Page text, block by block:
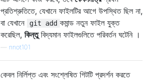
প্রতিশ্রুতিতে, যেখানে ফাইলটির আগে উপস্থিত ছিল না,
বা যেখানে
git add কমান্ড নতুন ফাইল যুক্ত
করেছিল, কিন্তুবিদ্যমান ফাইলগুলিতে পরিবর্তন ঘটেনি ।
nnot101
কেবল নির্লিপ্ত এবং সংশ্লেষিত গিটটি প্রদর্শন করতে